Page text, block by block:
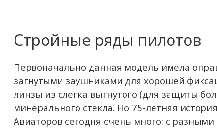
Стройные ряды пилотов
Первоначально данная модель имела
загнутыми заушниками для хорошей
линзы из слегка выгнутого (для защиты
минерального стекла. Но 75-летняя
Авиаторов сегодня очень много: с